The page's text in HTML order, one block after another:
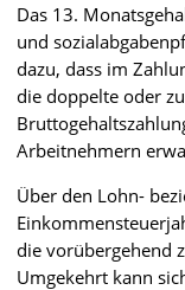
Das 13.
und
dazu, dass im
die doppelte oder
Arbeitnehmern
Über den Lohn-
die vorübergehend
Umgekehrt kann